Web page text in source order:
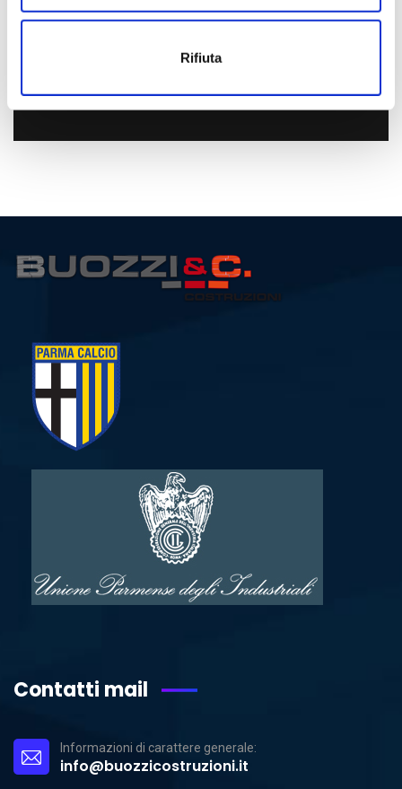
Rifiuta
Let’s start now
Contatti mail
Informazioni di carattere generale:
info@buozzicostruzioni.it